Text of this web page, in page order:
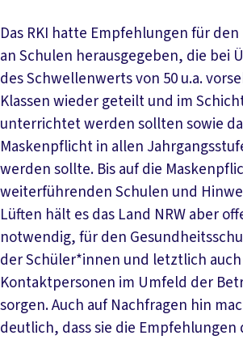
Das RKI hatte Empfehlungen für
an Schulen herausgegeben, die bei
des Schwellenwerts von 50 u.a.
Klassen wieder geteilt und im
unterrichtet werden sollten sowie
Maskenpflicht in allen
werden sollte. Bis auf die
weiterführenden Schulen und
Lüften hält es das Land NRW aber
notwendig, für den
der Schüler*innen und letztlich
Kontaktpersonen im Umfeld der
sorgen. Auch auf Nachfragen hin
deutlich, dass sie die Empfehlungen